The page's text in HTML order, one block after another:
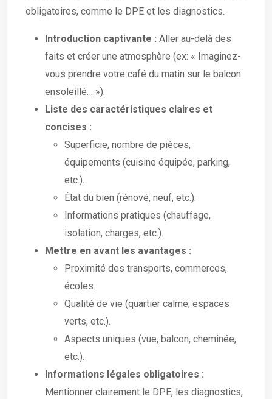
obligatoires, comme le DPE et les diagnostics.
Introduction captivante : Aller au-delà des
faits et créer une atmosphère (ex: « Imaginez-
vous prendre votre café du matin sur le balcon
ensoleillé… »).
Liste des caractéristiques claires et
concises :
Superficie, nombre de pièces,
équipements (cuisine équipée, parking,
etc.).
État du bien (rénové, neuf, etc.).
Informations pratiques (chauffage,
isolation, charges, etc.).
Mettre en avant les avantages :
Proximité des transports, commerces,
écoles.
Qualité de vie (quartier calme, espaces
verts, etc.).
Aspects uniques (vue, balcon, cheminée,
etc.).
Informations légales obligatoires :
Mentionner clairement le DPE, les diagnostics,